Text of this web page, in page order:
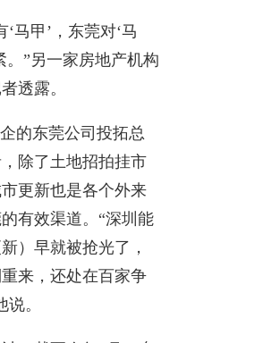
马甲’，东莞对‘马
。”另一家房地产机构
透露。
企的东莞公司投拓总
除了土地招拍挂市
更新也是各个外来
有效渠道。“深圳能
）早就被抢光了，
来，还处在百家争
。